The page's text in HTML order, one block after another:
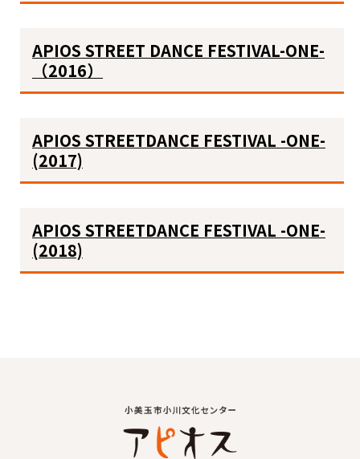
APIOS STREET DANCE FESTIVAL-ONE-
（2016）
APIOS STREETDANCE FESTIVAL -ONE-
(2017)
APIOS STREETDANCE FESTIVAL -ONE-
(2018)